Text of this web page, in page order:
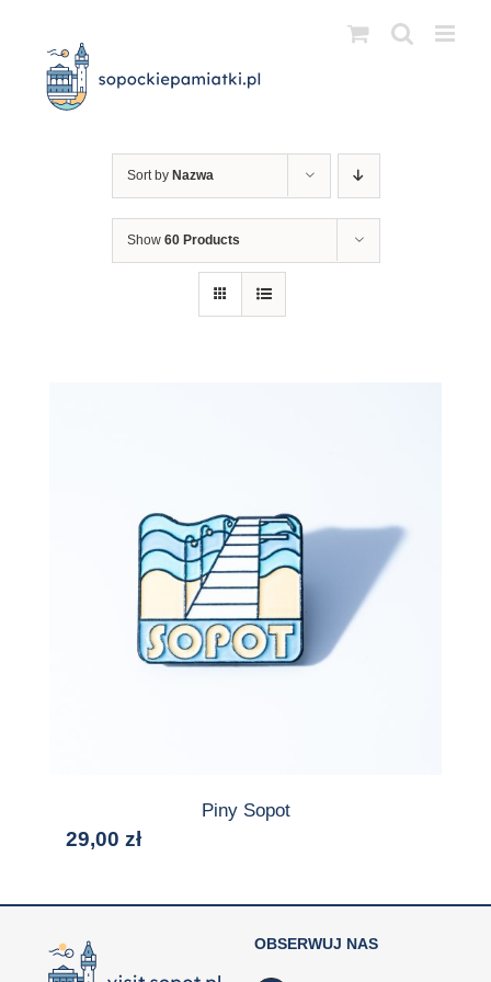
zawartości
Sort by Nazwa
Show 60 Products
Piny Sopot
29,00 zł
OBSERWUJ NAS